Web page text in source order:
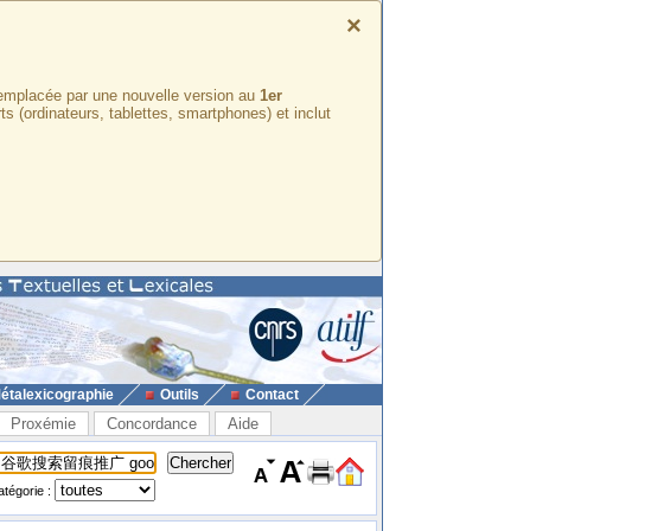
×
par une nouvelle version au 1er
(ordinateurs, tablettes, smartphones) et inclut
Outils Contact
Proxémie Concordance Aide
: